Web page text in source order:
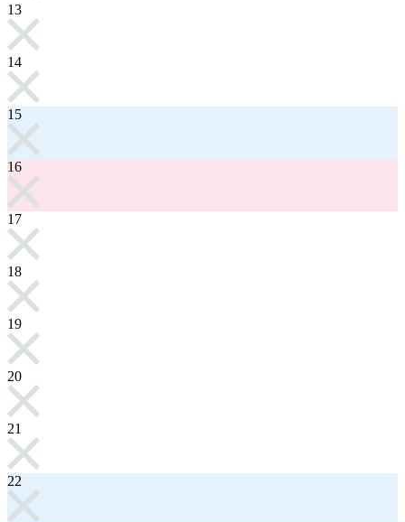
13
14
15
16
17
18
19
20
21
22